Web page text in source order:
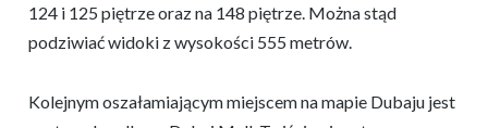
124 i 125 piętrze oraz na 148 piętrze. Można stąd
podziwiać widoki z wysokości 555 metrów.
Kolejnym oszałamiającym miejscem na mapie Dubaju jest